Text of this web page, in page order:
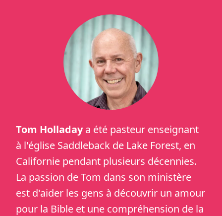
Tom Holladaya été pasteur enseignant
à l'église Saddleback de Lake Forest, en
Californie pendant plusieurs décennies.
La passion de Tom dans son ministère
est d'aider les gens à découvrir un amour
pour la Bible et une compréhension de la